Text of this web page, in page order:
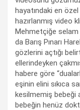
hayatındaki en
hazırlanmış video
Mehmetçiğe selam
da Barış Pınarı
gözlerini açtığı
ellerindeyken
habere göre
eşinin elini sıkıca
kesilmemiş bebeği
bebeğin henüz